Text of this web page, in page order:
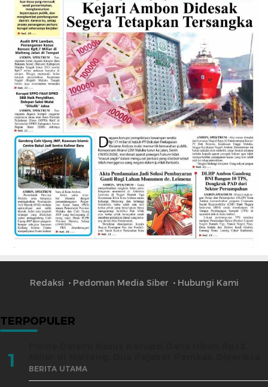
Redaksi Pedoman Media Siber Hubungi Kami
TERPOPULER
1 BERITA UTAMA